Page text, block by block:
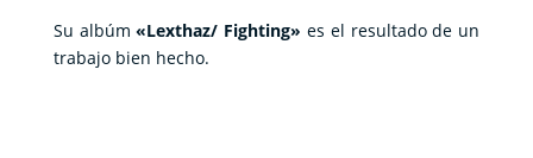
Su albúm«Lexthaz/ Fighting» es el resultado de un
trabajo bien hecho.